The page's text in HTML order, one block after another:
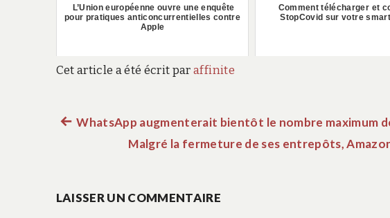
L’Union européenne ouvre une enquête
pour pratiques anticoncurrentielles contre
Apple
Comment télécharger et
StopCovid sur votre
Cet article a été écrit paraffinite
Navigation
l’article
Article
précédent :
WhatsApp augmenterait bientôt le nombre maximum
Malgré la fermeture de ses entrepôts,
LAISSER UN COMMENTAIRE